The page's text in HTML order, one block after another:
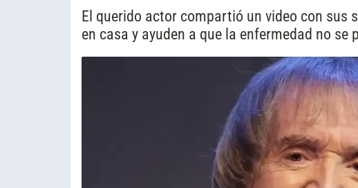
El querido actor compartió un video con sus
en casa y ayuden a que la enfermedad no se